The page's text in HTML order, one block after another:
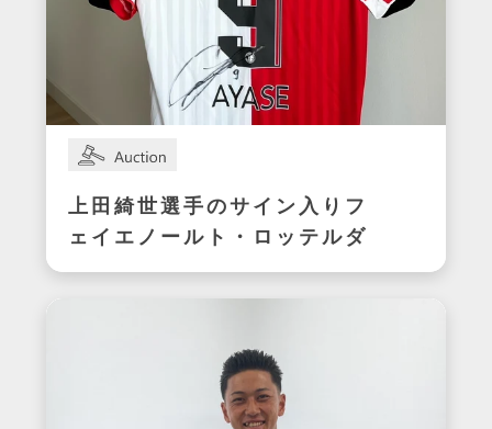
上田綺世選手のサイン入りフ
ェイエノールト・ロッテルダ
ムユニフォーム